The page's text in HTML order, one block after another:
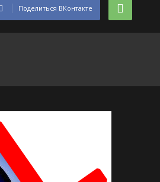
Поделиться ВКонтакте